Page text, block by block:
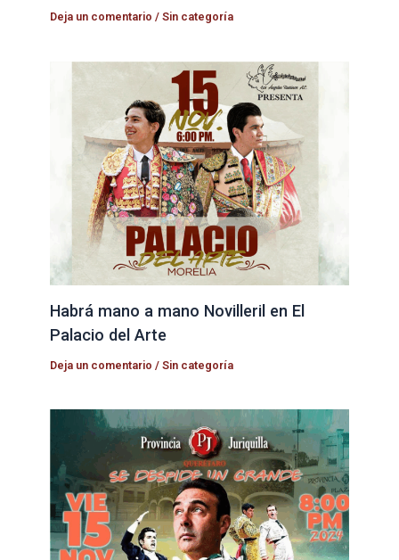
Deja un comentario /Sin categoría
Habrá mano a mano Novilleril en El
Palacio del Arte
Deja un comentario /Sin categoría